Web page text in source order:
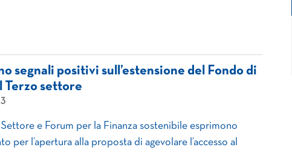
segnali positivi sull’estensione del Fondo di
Terzo settore
e Forum per la Finanza sostenibile esprimono
per l’apertura alla proposta di agevolare l’accesso al